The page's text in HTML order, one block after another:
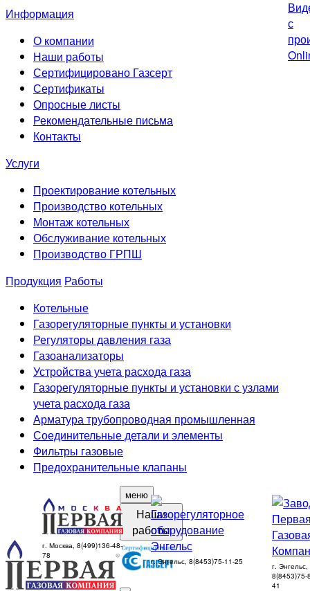
Информация
О компании
Наши работы
Сертифицировано Газсерт
Сертификаты
Опросные листы
Рекомендательные письма
Контакты
Услуги
Проектирование котельных
Производство котельных
Монтаж котельных
Обслуживание котельных
Производство ГРПШ
Продукция Работы
Котельные
Газорегуляторные пункты и установки
Регуляторы давления газа
Газоанализаторы
Устройства учета расхода газа
Газорегуляторные пункты и установки с узлами
учета расхода газа
Арматура трубопроводная промышленная
Соединительные детали и элементы
Фильтры газовые
Предохранительные клапаны
меню
Наши
работы
г. Москва, 8(499)136-48-
78
г. Энгельс, 8(8453)75-11-25
г. Энгельс,
8(8453)75-
41